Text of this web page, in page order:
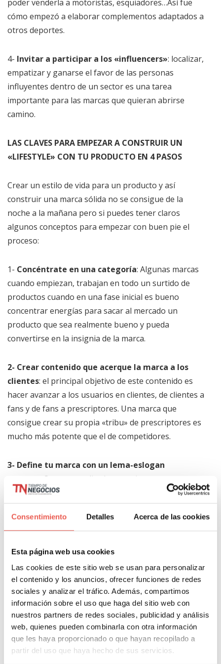
Consentimiento Detalles Acerca de las cookies
Esta página web usa cookies
Las cookies de este sitio web se usan para personalizar
el contenido y los anuncios, ofrecer funciones de redes
sociales y analizar el tráfico. Además, compartimos
información sobre el uso que haga del sitio web con
nuestros partners de redes sociales, publicidad y análisis
web, quienes pueden combinarla con otra información
que les haya proporcionado o que hayan recopilado a
partir del uso que haya hecho de sus servicios.
poder venderla a motoristas, esquiadores…Así fue
cómo empezó a elaborar complementos adaptados a
otros deportes.
4- Invitar a participar a los «influencers»: localizar,
empatizar y ganarse el favor de las personas
influyentes dentro de un sector es una tarea
importante para las marcas que quieran abrirse
camino.
LAS CLAVES PARA EMPEZAR A CONSTRUIR UN
«LIFESTYLE» CON TU PRODUCTO EN 4 PASOS
Crear un estilo de vida para un producto y así
construir una marca sólida no se consigue de la
noche a la mañana pero si puedes tener claros
algunos conceptos para empezar con buen pie el
proceso:
1- Concéntrate en una categoría: Algunas marcas
cuando empiezan, trabajan en todo un surtido de
productos cuando en una fase inicial es bueno
concentrar energías para sacar al mercado un
producto que sea realmente bueno y pueda
convertirse en la insignia de la marca.
2- Crear contenido que acerque la marca a los
clientes: el principal objetivo de este contenido es
hacer avanzar a los usuarios en clientes, de clientes a
fans y de fans a prescriptores. Una marca que
consigue crear su propia «tribu» de prescriptores es
mucho más potente que el de competidores.
3- Define tu marca con un lema-eslogan
Suena complicado pero tienes que
encontrar una frase que inspire los valores que
quieres transmitir y defina bien tu marca. Ejemplos
famosos pueden ser el de Gopro: «Be a Hero» o el de
Red Bull con «Give you wings»
4- Crear tu propio estilo
: en esta etapa es donde
acabarás de desarrollar la identidad de marca que
apoyará de forma eficaz al producto. En este dirección
cabe anotar:
– Acabar de definir el «avatar» de cliente ideal
(área geográfica, aficiones, preocupaciones, poder